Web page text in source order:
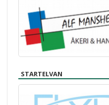
STARTELVAN